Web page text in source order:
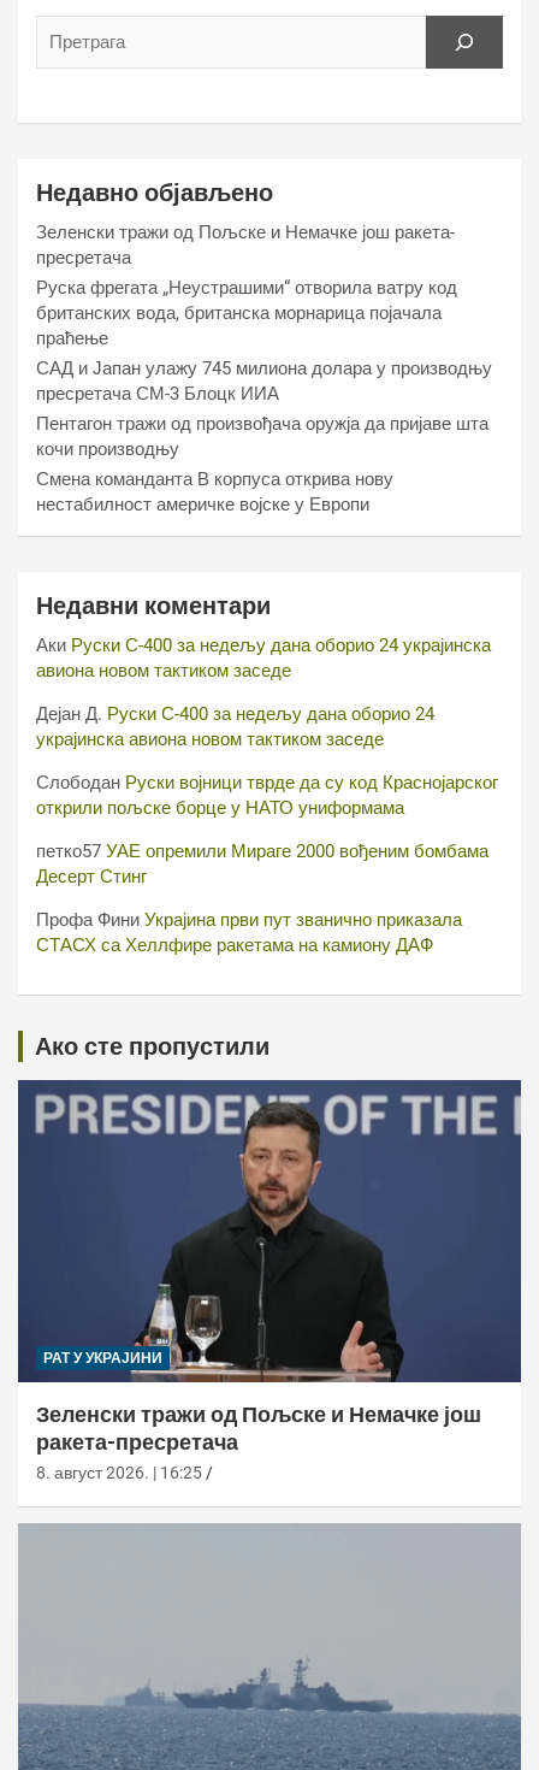
Недавно објављено
Зеленски тражи од Пољске и Немачке још ракета-
пресретача
Руска фрегата „Неустрашими“ отворила ватру код
британских вода, британска морнарица појачала
праћење
САД и Јапан улажу 745 милиона долара у производњу
пресретача СМ-3 Блоцк ИИА
Пентагон тражи од произвођача оружја да пријаве шта
кочи производњу
Смена команданта В корпуса открива нову
нестабилност америчке војске у Европи
Недавни коментари
Аки Руски С-400 за недељу дана оборио 24 украјинска
авиона новом тактиком заседе
Дејан Д. Руски С-400 за недељу дана оборио 24
украјинска авиона новом тактиком заседе
Слободан Руски војници тврде да су код Краснојарског
открили пољске борце у НАТО униформама
петко57 УАЕ опремили Мираге 2000 вођеним бомбама
Десерт Стинг
Профа Фини Украјина први пут званично приказала
СТАСХ са Хеллфире ракетама на камиону ДАФ
Ако сте пропустили
РАТ У УКРАЈИНИ
Зеленски тражи од Пољске и Немачке још
ракета-пресретача
8. август 2026. | 16:25